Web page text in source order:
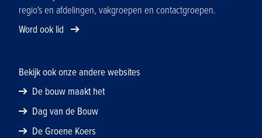
regio's en afdelingen, vakgroepen en contactgroepen.
Word ook lid
Bekijk ook onze andere websites
De bouw maakt het
Dag van de Bouw
De Groene Koers